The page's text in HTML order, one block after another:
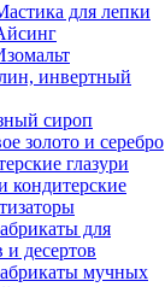
для лепки
инвертный
сироп
золото и серебро
глазури
кондитерские
для
и десертов
мучных